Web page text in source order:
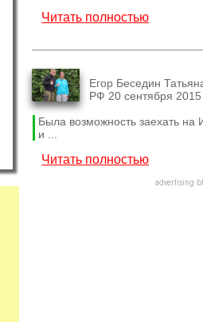
Читать полностью
Егор Беседин
РФ 20 сентября 2015
Была возможность заехать на
и ...
Читать полностью
advertising